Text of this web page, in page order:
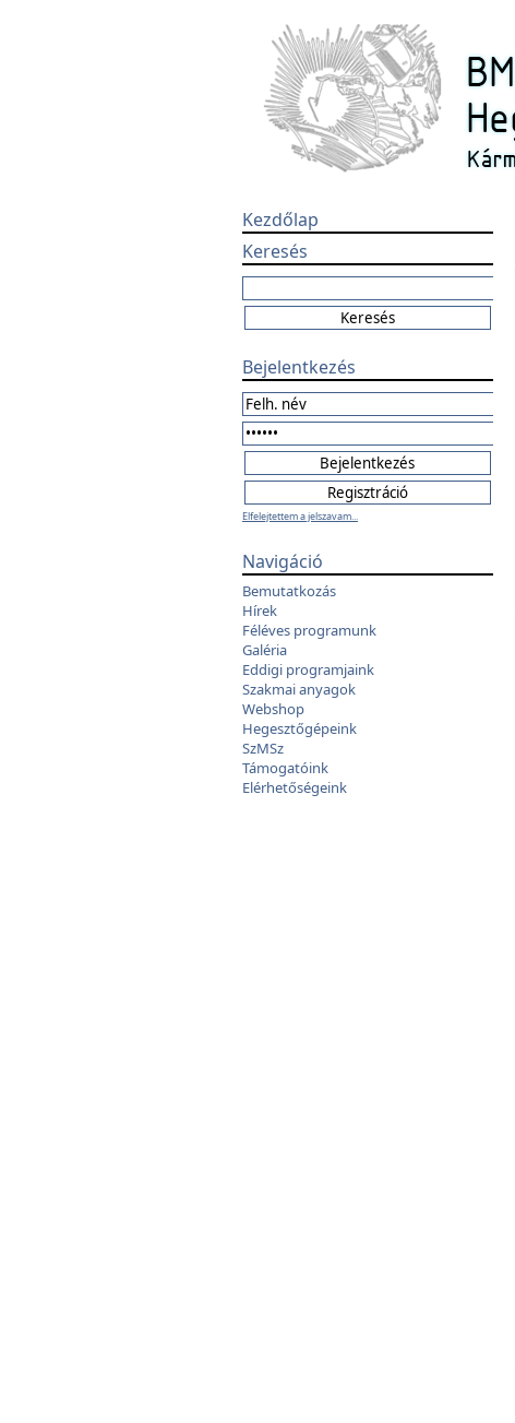
Kezdőlap
Keresés
Bejelentkezés
Elfelejtettem a jelszavam...
Navigáció
Bemutatkozás
Hírek
Féléves programunk
Galéria
Eddigi programjaink
Szakmai anyagok
Webshop
Hegesztőgépeink
SzMSz
Támogatóink
Elérhetőségeink